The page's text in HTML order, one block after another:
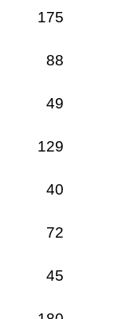
175
88
49
129
40
72
45